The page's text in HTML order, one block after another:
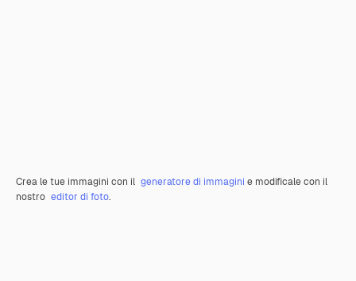
Crea le tue immagini con il generatore di immagini e modificale con il
nostro editor di foto.